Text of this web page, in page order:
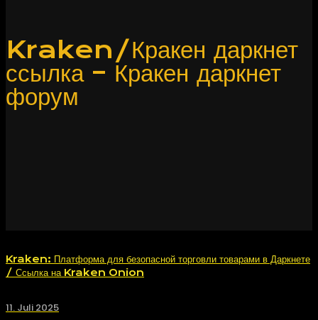
Kraken/Кракен даркнет
ссылка – Кракен даркнет
форум
Kraken: Платформа для безопасной торговли товарами в Даркнете
/ Ссылка на Kraken Onion
11. Juli 2025